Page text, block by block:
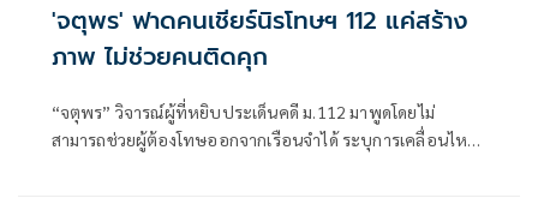
'จตุพร' ฟาดคนเชียร์นิรโทษฯ 112 แค่สร้าง
ภาพ ไม่ช่วยคนติดคุก
“จตุพร” วิจารณ์ผู้ที่หยิบประเด็นคดี ม.112 มาพูดโดยไม่
สามารถช่วยผู้ต้องโทษออกจากเรือนจำได้ ระบุการเคลื่อนไหว